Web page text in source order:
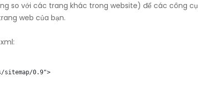
so với các trang khác trong website) để các công cụ
web của bạn.
sitemap/0.9">